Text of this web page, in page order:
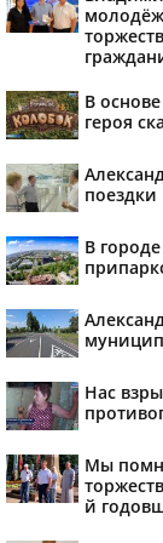
В
героя
В
Нас
Мы
й